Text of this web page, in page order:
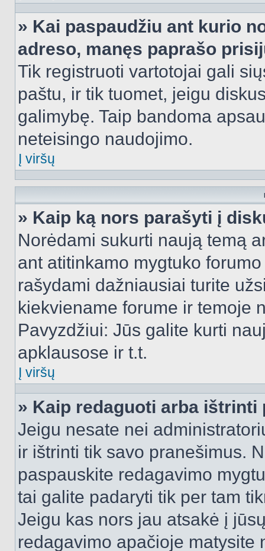
» Kai paspaudžiu ant kurio
adreso, manęs paprašo
Tik registruoti vartotojai gali
paštu, ir tik tuomet, jeigu
galimybę. Taip bandoma
neteisingo naudojimo.
Į viršų
» Kaip ką nors parašyti į
Norėdami sukurti naują temą
ant atitinkamo mygtuko
rašydami dažniausiai turite
kiekviename forume ir temoje
Pavyzdžiui: Jūs galite kurti
apklausose ir t.t.
Į viršų
» Kaip redaguoti arba ištrinti
Jeigu nesate nei
ir ištrinti tik savo pranešimus.
paspauskite redagavimo
tai galite padaryti tik per tam
Jeigu kas nors jau atsakė į
redagavimo apačioje matysite